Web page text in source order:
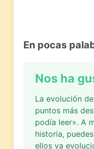
En pocas
Nos ha
La evolución
puntos más
podía leer». A
historia,
ellos va